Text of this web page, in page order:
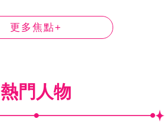
更多焦點+
熱門人物